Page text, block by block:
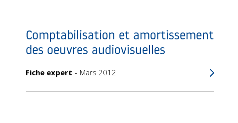
Comptabilisation et amortissement
des oeuvres audiovisuelles
Fiche expert Mars 2012